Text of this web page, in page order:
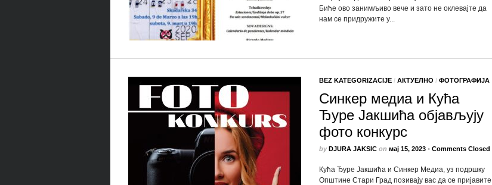
Биће ово занимљиво вече и зато не оклевајте да
нам се придружите у...
BEZ KATEGORIZACIJE/ АКТУЕЛНО / ФОТОГРАФИЈА
Синкер медиа и Кућа
Ђуре Јакшића објављују
фото конкурс
byDJURA JAKSICon мај 15, 2023 • Comments Closed
Кућа Ђуре Јакшића и Синкер Медиа, уз подршку
Општине Стари Град позивају вас да се пријавите